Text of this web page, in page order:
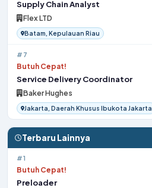
Supply Chain Analyst
Flex LTD
Batam, Kepulauan Riau
#7
Butuh Cepat!
Service Delivery Coordinator
Baker Hughes
Jakarta, Daerah Khusus Ibukota Jakarta
Terbaru Lainnya
#1
Butuh Cepat!
Preloader